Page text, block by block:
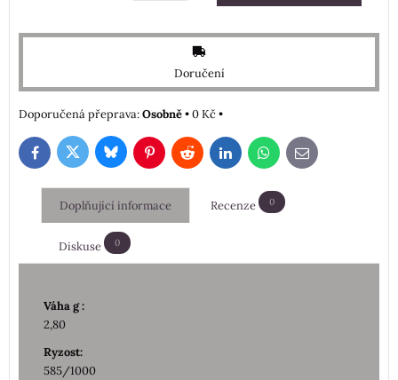
Doručení
Osobně•0 Kč•
FacebookTwitterBlueskyPinterestRedditLinkedInWhatsApp
E-
mail
Doplňující informace Recenze 0
Diskuse 0
Váha g :
2,80
Ryzost:
585/1000